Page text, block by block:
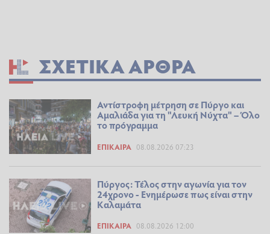
ΣΧΕΤΙΚΆ ΆΡΘΡΑ
Αντίστροφη μέτρηση σε Πύργο και
Αμαλιάδα για τη "Λευκή Νύχτα" – Όλο
το πρόγραμμα
ΕΠΊΚΑΙΡΑ 08.08.2026 07:23
Πύργος: Τέλος στην αγωνία για τον
24χρονο - Ενημέρωσε πως είναι στην
Καλαμάτα
ΕΠΊΚΑΙΡΑ 08.08.2026 12:00